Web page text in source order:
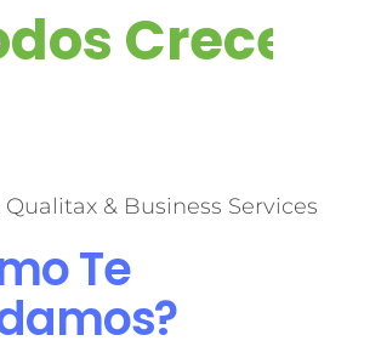
Qualitax & Business Services
Te